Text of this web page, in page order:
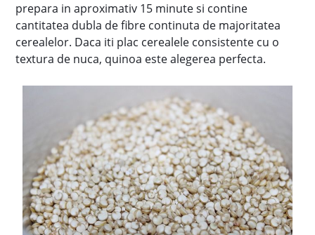
prepara in aproximativ 15 minute si contine
cantitatea dubla de fibre continuta de majoritatea
cerealelor. Daca iti plac cerealele consistente cu o
textura de nuca, quinoa este alegerea perfecta.